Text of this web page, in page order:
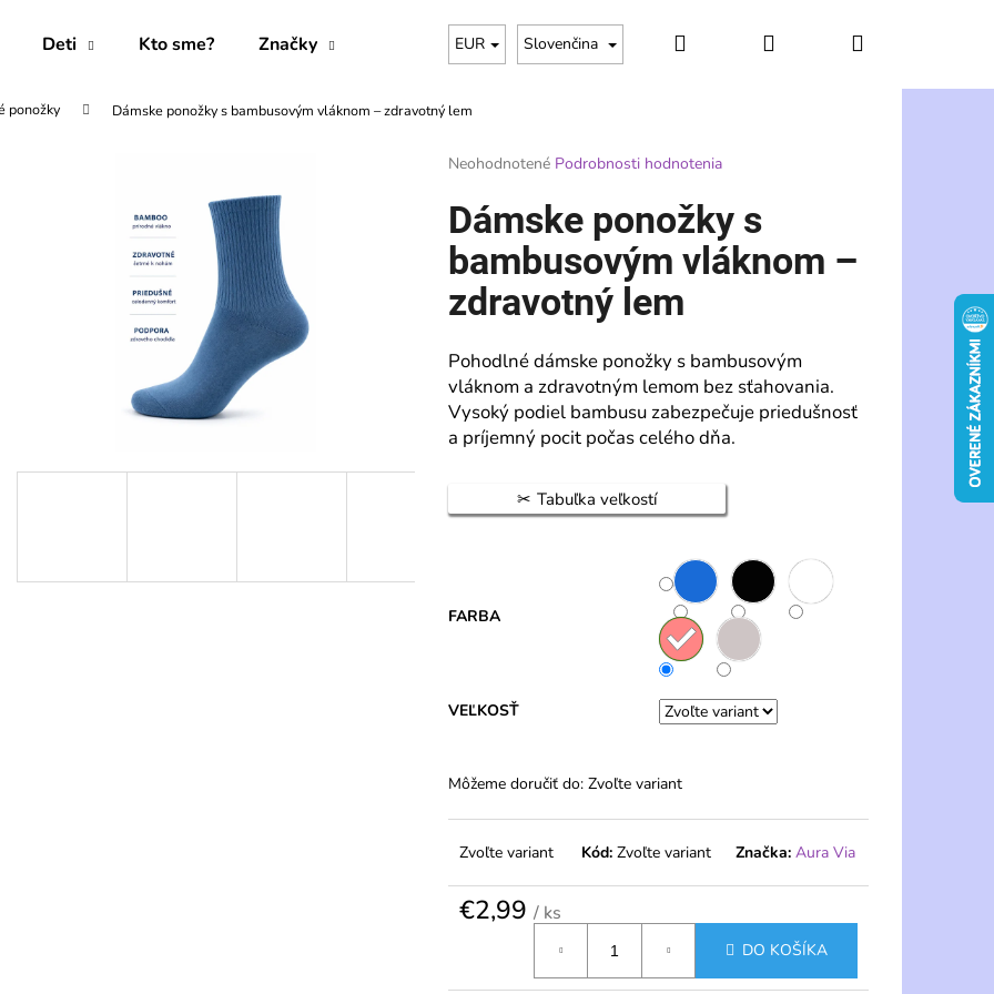
Deti Kto sme? Značky EUR Slovenčina Hľadať PrihlásenieNákupný
ponožky Dámske ponožky s bambusovým vláknom – zdravotný lem
Priemerné
produktu
je
0,0
hviezdičiek.
Neohodnotené Podrobnosti hodnotenia
Dámske ponožky s
bambusovým vláknom –
zdravotný lem
Pohodlné dámske ponožky s bambusovým
vláknom a zdravotným lemom bez sťahovania.
Vysoký podiel bambusu zabezpečuje priedušnosť
a príjemný pocit počas celého dňa.
Tabuľka veľkostí
FARBA
VEĽKOSŤ
Môžeme doručiť do: Zvoľte variant
Zvoľte variant Kód: Zvoľte variant Značka: Aura Via
€2,99 / ks
DO KOŠÍKA
Čo potrebujete nájsť?
HĽADAŤ
Odporúčame
DÁMSKE BAVLNENÉ NOHAVIČKY S
VYŠŠÍM PÁSOM - FERA